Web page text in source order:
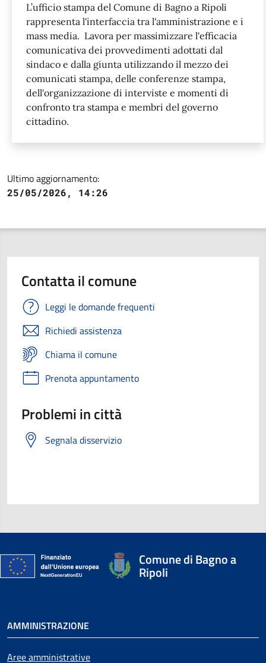
L’ufficio stampa del Comune di Bagno a Ripoli
rappresenta l'interfaccia tra l'amministrazione e i
mass media. Lavora per massimizzare l'efficacia
comunicativa dei provvedimenti adottati dal
sindaco e dalla giunta utilizzando il mezzo dei
comunicati stampa, delle conferenze stampa,
dell'organizzazione di interviste e momenti di
confronto tra stampa e membri del governo
cittadino.
Ultimo aggiornamento:
25/05/2026, 14:26
Contatta il comune
Leggi le domande frequenti
Richiedi assistenza
Chiama il comune
Prenota appuntamento
Problemi in città
Segnala disservizio
Comune di Bagno a
Ripoli
AMMINISTRAZIONE
Aree amministrative